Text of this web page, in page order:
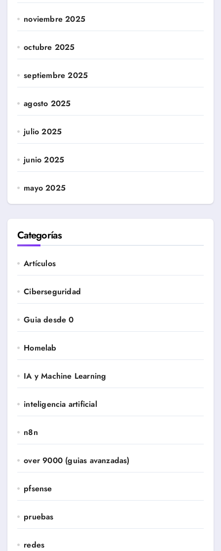
noviembre 2025
octubre 2025
septiembre 2025
agosto 2025
julio 2025
junio 2025
mayo 2025
Categorías
Artículos
Ciberseguridad
Guia desde 0
Homelab
IA y Machine Learning
inteligencia artificial
n8n
over 9000 (guias avanzadas)
pfsense
pruebas
redes